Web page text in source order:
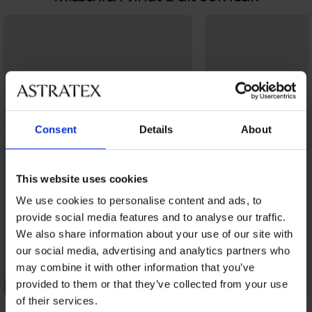
Consent Details About
This website uses cookies
We use cookies to personalise content and ads, to
provide social media features and to analyse our traffic.
We also share information about your use of our site with
our social media, advertising and analytics partners who
may combine it with other information that you’ve
provided to them or that they’ve collected from your use
of their services.
2+1 GRATIS 2+1 GRATIS